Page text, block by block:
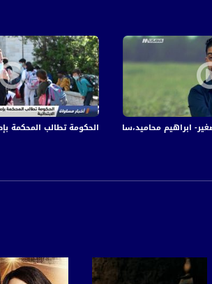
الحكومة تطالب المحكمة
محاميد،سارة فؤاد محاميد - صباحنا غير- 24-5-2017 - مساواة